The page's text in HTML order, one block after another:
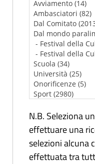
N.B. Seleziona
effettuare una
selezioni alcuna
effettuata tra